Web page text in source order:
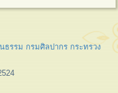
รรม กรมศิลปากร กระทรวง